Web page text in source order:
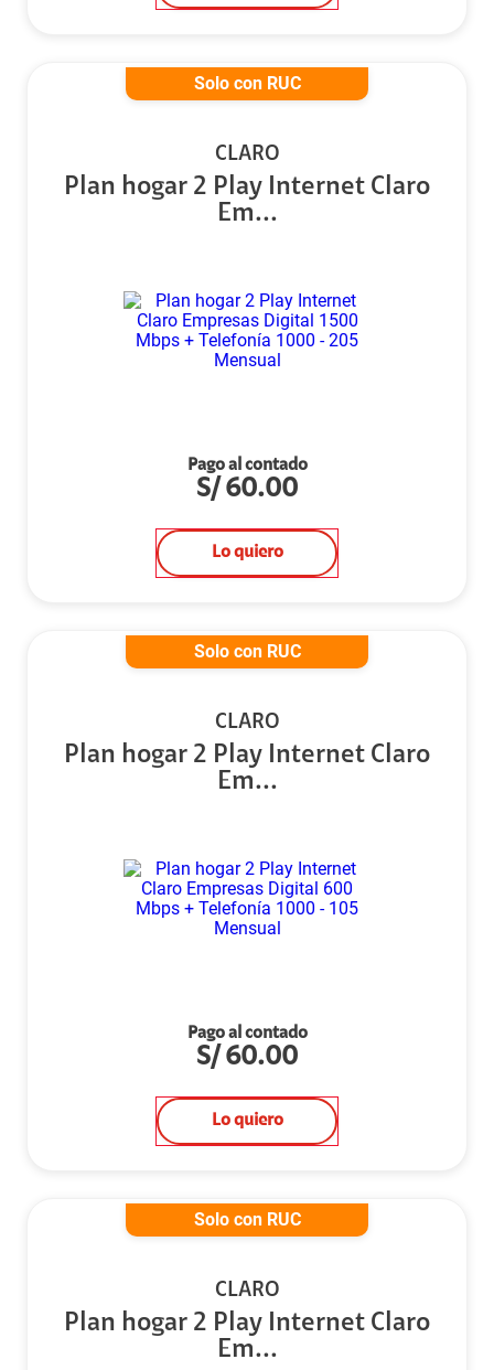
Solo con RUC
CLARO
Plan hogar 2 Play Internet Claro
Em...
Pago al contado
S/ 60.00
Lo quiero
Solo con RUC
CLARO
Plan hogar 2 Play Internet Claro
Em...
Pago al contado
S/ 60.00
Lo quiero
Solo con RUC
CLARO
Plan hogar 2 Play Internet Claro
Em...